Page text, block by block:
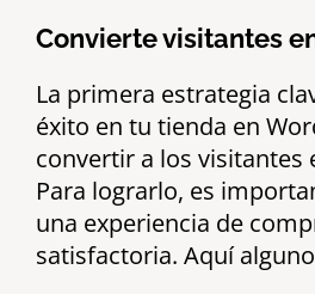
Convierte visitantes
La primera estrategia
éxito en tu tienda en
convertir a los visitantes
Para lograrlo, es
una experiencia de
satisfactoria. Aquí